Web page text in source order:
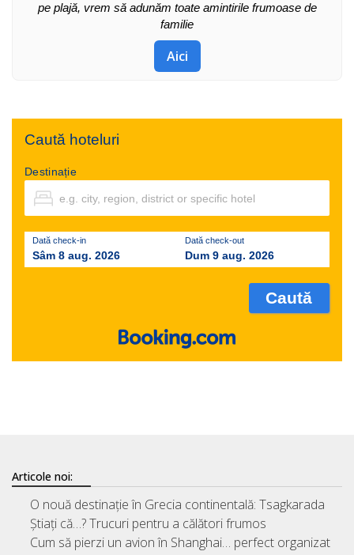
pe plajă, vrem să adunăm toate amintirile frumoase de
familie
Aici
Caută hoteluri
Destinație
Dată check-in
Sâm 8 aug. 2026
Dată check-out
Dum 9 aug. 2026
Articole noi:
O nouă destinație în Grecia continentală: Tsagkarada
Știați că…? Trucuri pentru a călători frumos
Cum să pierzi un avion în Shanghai… perfect organizat